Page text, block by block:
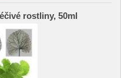
rostliny, 50ml